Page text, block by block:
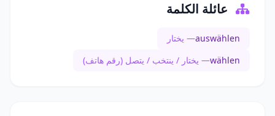
عائلة الكلمة
auswählen— يختار
wählen— يختار / ينتخب / يتصل (رقم هاتف)